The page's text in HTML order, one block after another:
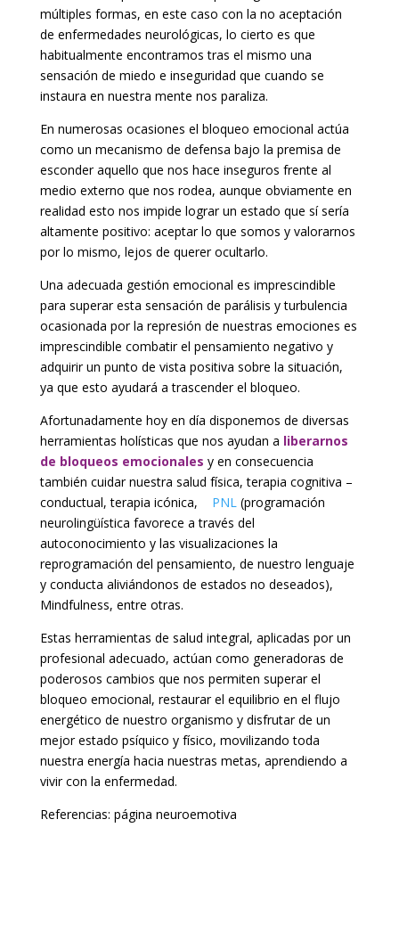
múltiples formas, en este caso con la no aceptación
de enfermedades neurológicas, lo cierto es que
habitualmente encontramos tras el mismo una
sensación de miedo e inseguridad que cuando se
instaura en nuestra mente nos paraliza.
En numerosas ocasiones el bloqueo emocional actúa
como un mecanismo de defensa bajo la premisa de
esconder aquello que nos hace inseguros frente al
medio externo que nos rodea, aunque obviamente en
realidad esto nos impide lograr un estado que sí sería
altamente positivo: aceptar lo que somos y valorarnos
por lo mismo, lejos de querer ocultarlo.
Una adecuada gestión emocional es imprescindible
para superar esta sensación de parálisis y turbulencia
ocasionada por la represión de nuestras emociones es
imprescindible combatir el pensamiento negativo y
adquirir un punto de vista positiva sobre la situación,
ya que esto ayudará a trascender el bloqueo.
Afortunadamente hoy en día disponemos de diversas
herramientas holísticas que nos ayudan a liberarnos
de bloqueos emocionales y en consecuencia
también cuidar nuestra salud física, terapia cognitiva –
conductual, terapia icónica, PNL (programación
neurolingüística favorece a través del
autoconocimiento y las visualizaciones la
reprogramación del pensamiento, de nuestro lenguaje
y conducta aliviándonos de estados no deseados),
Mindfulness, entre otras.
Estas herramientas de salud integral, aplicadas por un
profesional adecuado, actúan como generadoras de
poderosos cambios que nos permiten superar el
bloqueo emocional, restaurar el equilibrio en el flujo
energético de nuestro organismo y disfrutar de un
mejor estado psíquico y físico, movilizando toda
nuestra energía hacia nuestras metas, aprendiendo a
vivir con la enfermedad.
Referencias: página neuroemotiva